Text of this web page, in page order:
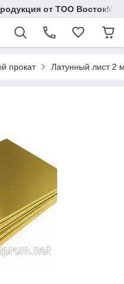
от ТОО
прокат Латунный лист 2